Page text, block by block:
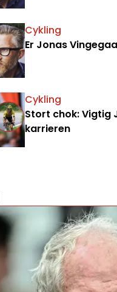
Cykling
Er Jonas
Cykling
Stort chok:
karrieren